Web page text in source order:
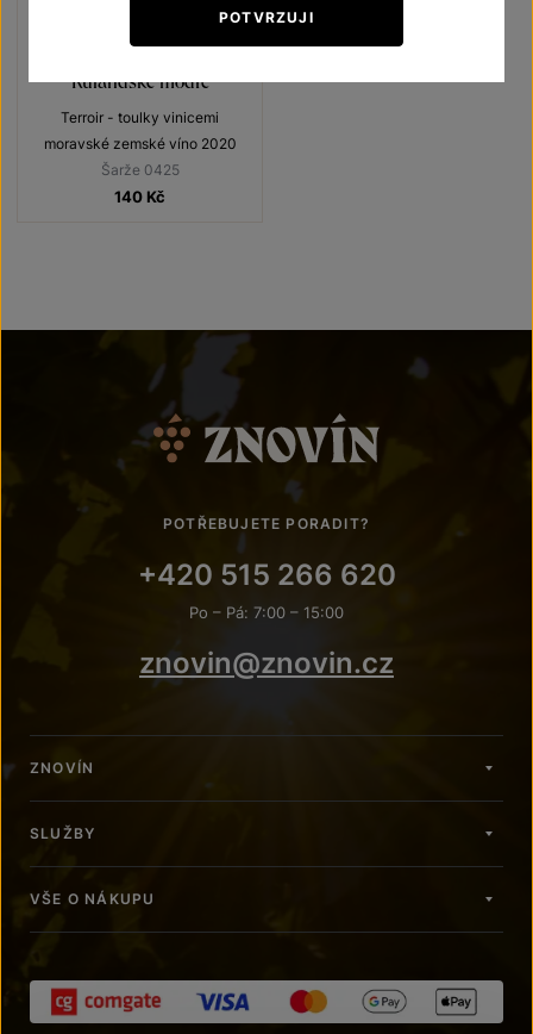
Rulandské modré
Terroir - toulky vinicemi
moravské zemské víno 2020
Šarže 0425
140 Kč
POTŘEBUJETE PORADIT?
+420 515 266 620
Po – Pá: 7:00 – 15:00
znovin@znovin.cz
ZNOVÍN
SLUŽBY
VŠE O NÁKUPU
POTVRZUJI